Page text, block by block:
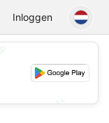
Inloggen